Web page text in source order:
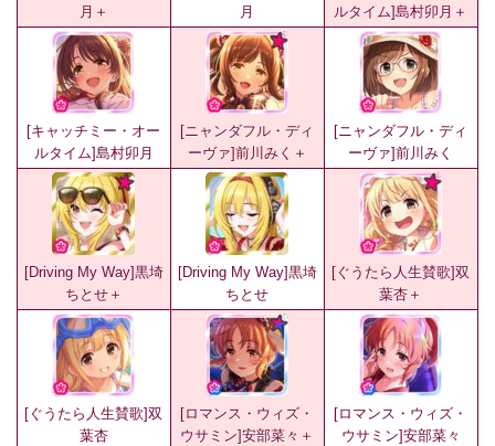
月＋
月
ルタイム]島村卯月＋
[キャッチミー・オー
ルタイム]島村卯月
[ニャンダフル・ディ
ーヴァ]前川みく＋
[ニャンダフル・ディ
ーヴァ]前川みく
[Driving My Way]黒埼
ちとせ＋
[Driving My Way]黒埼
ちとせ
[ぐうたら人生賛歌]双
葉杏＋
[ぐうたら人生賛歌]双
葉杏
[ロマンス・ウィズ・
ウサミン]安部菜々＋
[ロマンス・ウィズ・
ウサミン]安部菜々